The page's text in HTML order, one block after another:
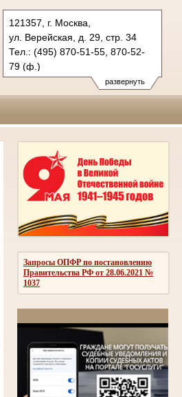
развернуть
121357, г. Москва,
ул. Верейская, д. 29, стр. 34
Тел.: (495) 870-51-55, 870-52-
79 (ф.)
2kas@sudrf.ru
Запросы ОПФР по постановлению
Правительства РФ от 28.06.2021 №
1037